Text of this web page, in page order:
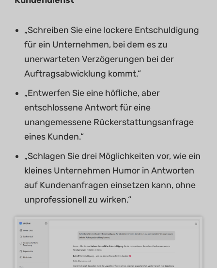
„Schreiben Sie eine lockere Entschuldigung
für ein Unternehmen, bei dem es zu
unerwarteten Verzögerungen bei der
Auftragsabwicklung kommt.“
„Entwerfen Sie eine höfliche, aber
entschlossene Antwort für eine
unangemessene Rückerstattungsanfrage
eines Kunden.“
„Schlagen Sie drei Möglichkeiten vor, wie ein
kleines Unternehmen Humor in Antworten
auf Kundenanfragen einsetzen kann, ohne
unprofessionell zu wirken.“